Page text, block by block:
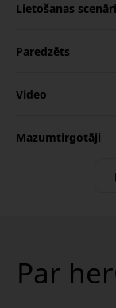
Lietošanas
Paredzēts
Video
Mazumtirgotāji
Par